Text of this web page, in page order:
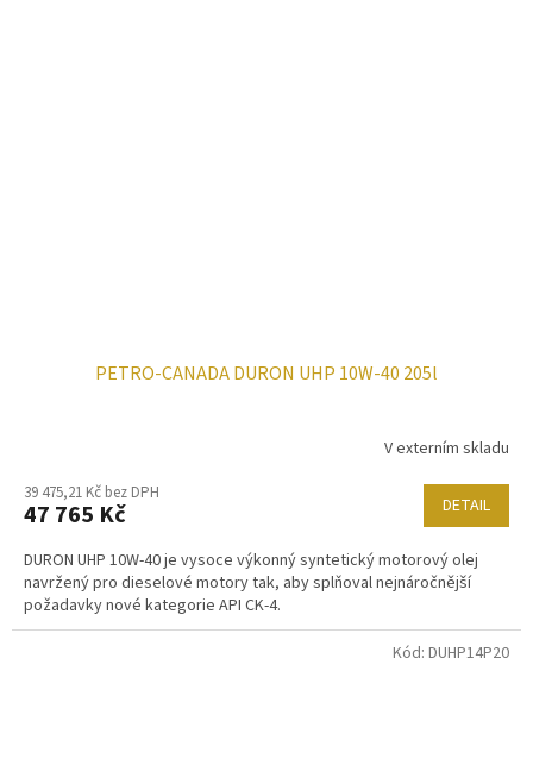
PETRO-CANADA DURON UHP 10W-40 205l
V externím skladu
39 475,21 Kč bez DPH
47 765 Kč DETAIL
DURON UHP 10W-40 je vysoce výkonný syntetický motorový olej
navržený pro dieselové motory tak, aby splňoval nejnáročnější
požadavky nové kategorie API CK-4.
Kód: DUHP14P20